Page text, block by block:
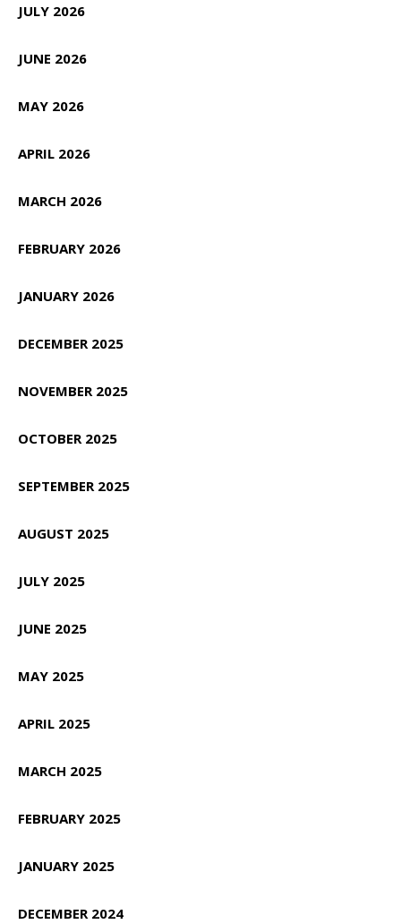
JULY 2026
JUNE 2026
MAY 2026
APRIL 2026
MARCH 2026
FEBRUARY 2026
JANUARY 2026
DECEMBER 2025
NOVEMBER 2025
OCTOBER 2025
SEPTEMBER 2025
AUGUST 2025
JULY 2025
JUNE 2025
MAY 2025
APRIL 2025
MARCH 2025
FEBRUARY 2025
JANUARY 2025
DECEMBER 2024